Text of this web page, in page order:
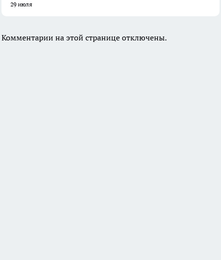
29 июля
Комментарии на этой странице отключены.